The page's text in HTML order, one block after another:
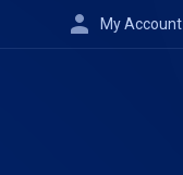
My Account